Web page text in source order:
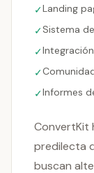
✓Landing
✓Sistema
✓
✓
✓Informes
ConvertKit
predilecta
buscan